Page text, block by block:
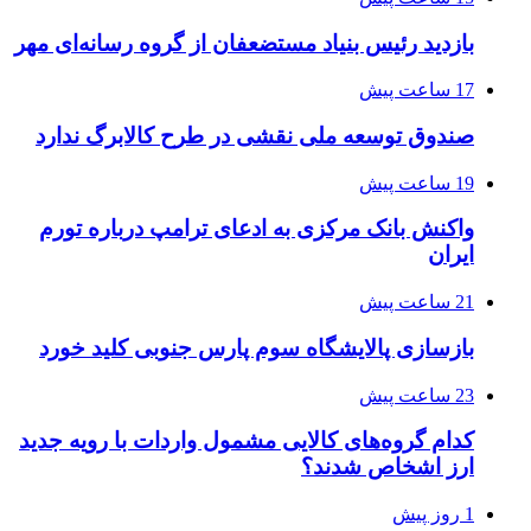
بازدید رئیس بنیاد مستضعفان از گروه رسانه‌ای مهر
17 ساعت پیش
صندوق توسعه ملی نقشی در طرح کالابرگ ندارد
19 ساعت پیش
واکنش بانک مرکزی به ادعای ترامپ درباره تورم
ایران
21 ساعت پیش
بازسازی پالایشگاه سوم پارس جنوبی کلید خورد
23 ساعت پیش
کدام گروه‌های کالایی مشمول واردات با رویه جدید
ارز اشخاص شدند؟
1 روز پیش